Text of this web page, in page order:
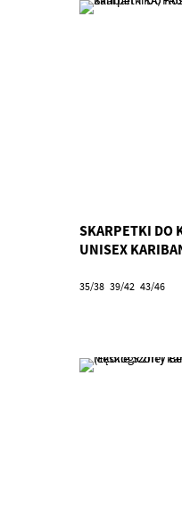
SKARPETKI DO
UNISEX
35/38 39/42 43/46